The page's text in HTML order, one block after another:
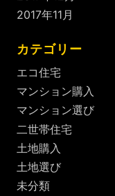
2017年11月
カテゴリー
エコ住宅
マンション購入
マンション選び
二世帯住宅
土地購入
土地選び
未分類